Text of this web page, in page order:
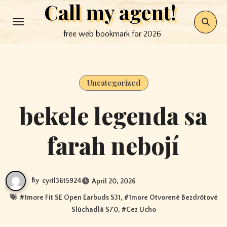
to
Call my agent!
free web bookmark for 2026
Uncategorized
bekele legenda sa
farah nebojí
By cyril36t5924 April 20, 2026
#1more Fit SE Open Earbuds S31, #1more Otvorené Bezdrôtové
Slúchadlá S70, #Cez Ucho